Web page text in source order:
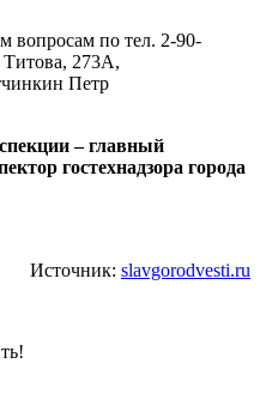
вопросам по тел. 2-90-
Титова, 273А,
Петр
– главный
гостехнадзора города
Источник: slavgorodvesti.ru